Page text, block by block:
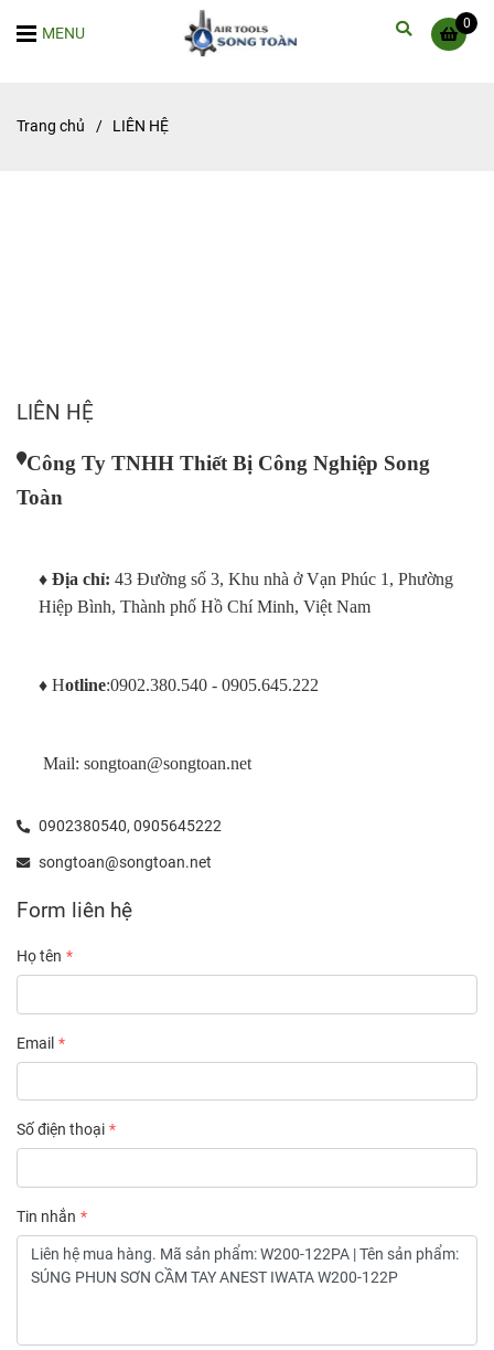
0
MENU
Trang chủ / LIÊN HỆ
LIÊN HỆ
Công Ty TNHH Thiết Bị Công Nghiệp Song
Toàn
♦ Địa chỉ: 43 Đường số 3, Khu nhà ở Vạn Phúc 1, Phường
Hiệp Bình, Thành phố Hồ Chí Minh, Việt Nam
♦ Hotline:0902.380.540 - 0905.645.222
Mail: songtoan@songtoan.net
0902380540, 0905645222
songtoan@songtoan.net
Form liên hệ
Họ tên
Email
Số điện thoại
Tin nhắn